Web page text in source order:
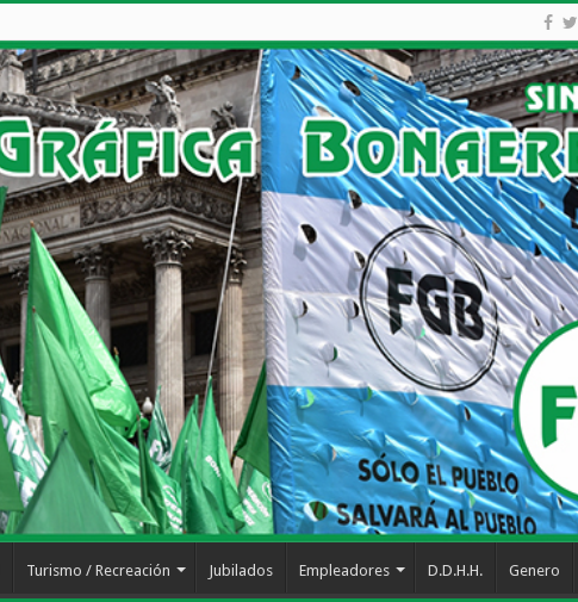
Turismo / Recreación Jubilados Empleadores D.D.H.H. Genero